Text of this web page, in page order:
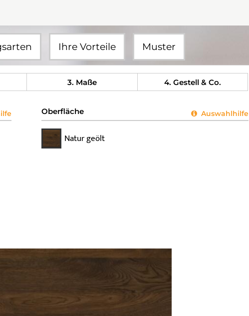
Ihre Vorteile Muster
3. Maße 4. Gestell & Co.
Oberfläche Auswahlhilfe
Natur geölt